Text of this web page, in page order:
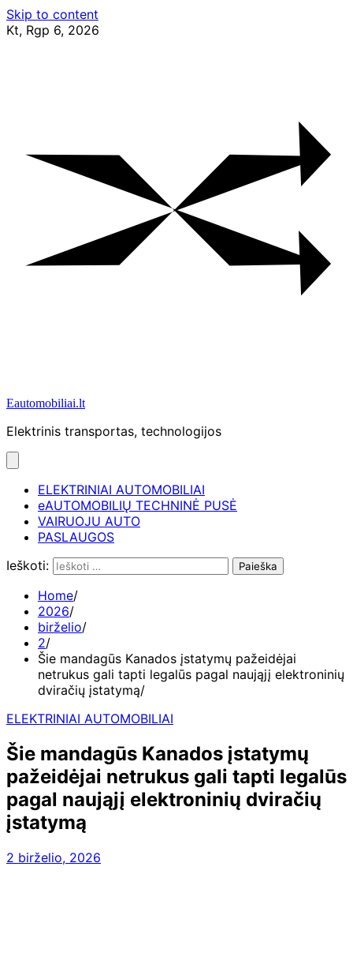
Skip to content
Kt, Rgp 6, 2026
Eautomobiliai.lt
Elektrinis transportas, technologijos
ELEKTRINIAI AUTOMOBILIAI
eAUTOMOBILIŲ TECHNINĖ PUSĖ
VAIRUOJU AUTO
PASLAUGOS
Ieškoti:
Home
2026
birželio
2
Šie mandagūs Kanados įstatymų pažeidėjai
netrukus gali tapti legalūs pagal naująjį elektroninių
dviračių įstatymą
ELEKTRINIAI AUTOMOBILIAI
Šie mandagūs Kanados įstatymų
pažeidėjai netrukus gali tapti legalūs
pagal naująjį elektroninių dviračių
įstatymą
2 birželio, 2026